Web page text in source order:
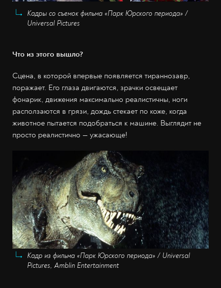
Кадры со съемок фильма «Парк Юрского периода» /
Universal Pictures
Что из этого вышло?
Сцена, в которой впервые появляется тираннозавр,
поражает. Его глаза двигаются, зрачки освещает
фонарик, движения максимально реалистичны, ноги
расползаются в грязи, дождь стекает по коже, когда
животное пытается подобраться к машине. Выглядит не
просто реалистично — ужасающе!
Кадр из фильма «Парк Юрского периода» / Universal
Pictures, Amblin Entertainment